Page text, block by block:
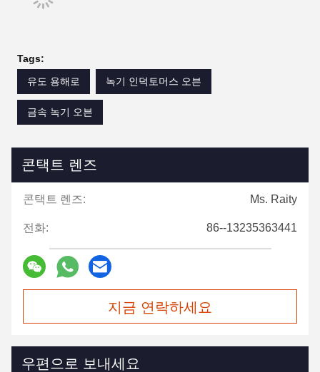
Tags:
유도 용해로
녹기 인덕토머스 오븐
금속 녹기 오븐
콘택트 렌즈
콘택트 렌즈: Ms. Raity
전화: 86--13235363441
지금 연락하세요
우편으로 보내세요